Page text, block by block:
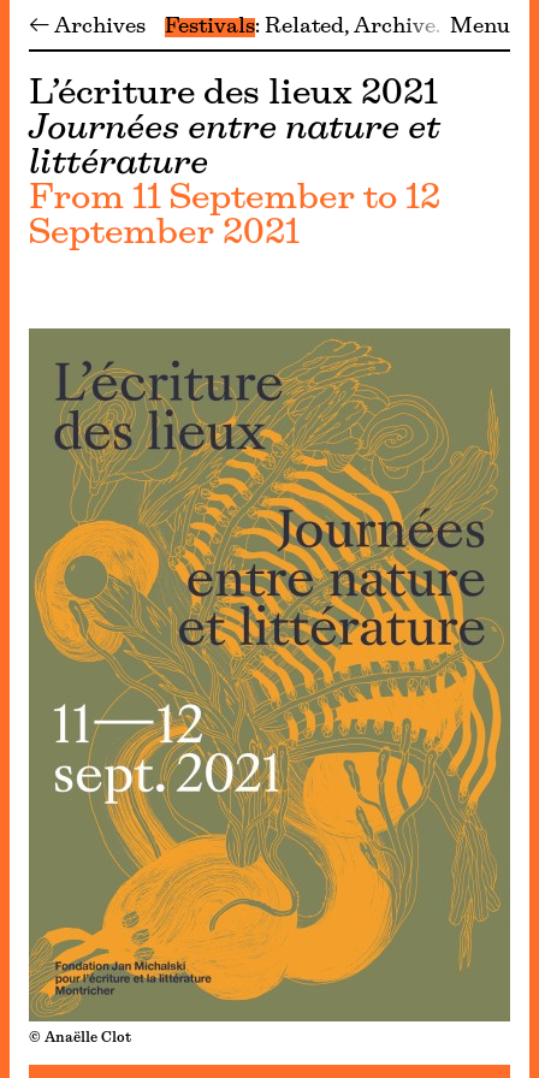
← Archives Festivals Related Archive Menu
L’écriture des lieux 2021
Journées entre nature et
littérature
From 11 September to 12
September 2021
© Anaëlle Clot